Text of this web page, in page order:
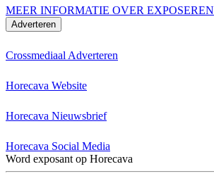
MEER INFORMATIE OVER EXPOSEREN
Adverteren
Crossmediaal Adverteren
Horecava Website
Horecava Nieuwsbrief
Horecava Social Media
Word exposant op Horecava